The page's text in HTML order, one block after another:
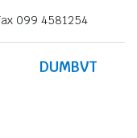
099 4581254
DUMBVT